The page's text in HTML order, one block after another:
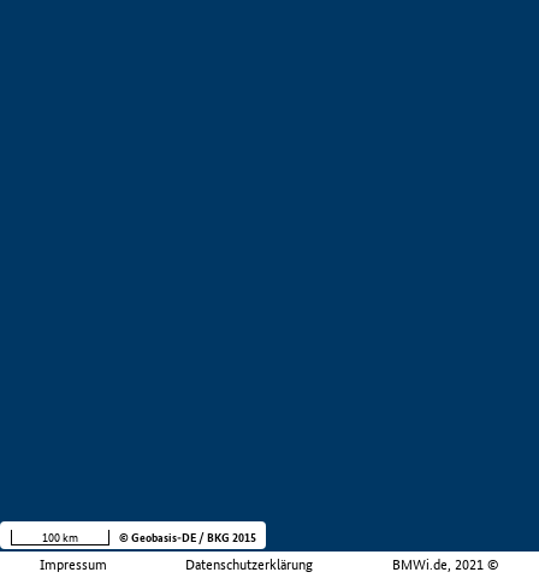
Impressum Datenschutzerklärung BMWi.de, 2021 ©
100 km © Geobasis-DE / BKG 2015